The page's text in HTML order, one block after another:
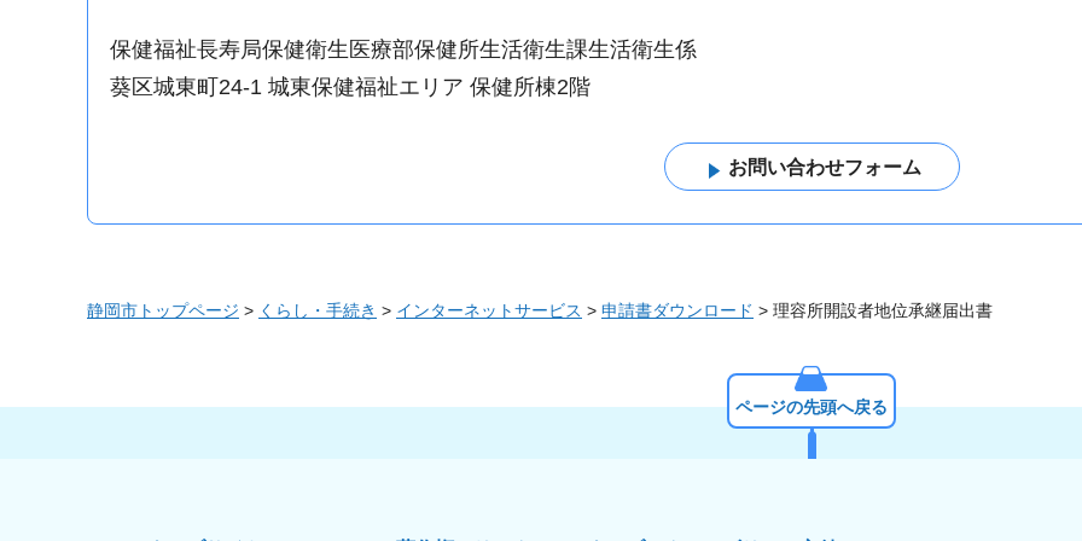
保健福祉長寿局保健衛生医療部保健所生活衛生課生活衛生係
葵区城東町24-1 城東保健福祉エリア 保健所棟2階
静岡市トップページ > くらし・手続き > インターネットサービス > 申請書ダウンロード > 理容所開設者地位承継届出書
ページの先頭へ戻る